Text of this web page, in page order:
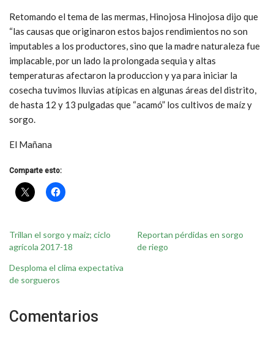
Retomando el tema de las mermas, Hinojosa Hinojosa dijo que
“las causas que originaron estos bajos rendimientos no son
imputables a los productores, sino que la madre naturaleza fue
implacable, por un lado la prolongada sequia y altas
temperaturas afectaron la produccion y ya para iniciar la
cosecha tuvimos lluvias atípicas en algunas áreas del distrito,
de hasta 12 y 13 pulgadas que “acamó” los cultivos de maíz y
sorgo.
El Mañana
Comparte esto:
Trillan el sorgo y maíz; ciclo
agrícola 2017-18
Reportan pérdidas en sorgo
de riego
Desploma el clima expectativa
de sorgueros
Comentarios